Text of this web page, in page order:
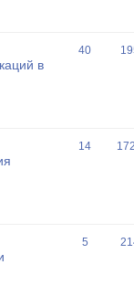
в
40
14
5